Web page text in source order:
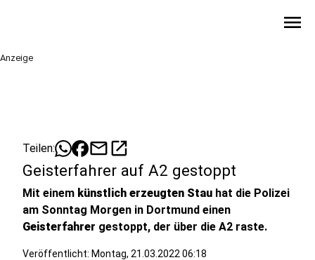
menu
Anzeige
Teilen: mailopen_in_new
Geisterfahrer auf A2 gestoppt
Mit einem künstlich erzeugten Stau hat die Polizei
am Sonntag Morgen in Dortmund einen
Geisterfahrer gestoppt, der über die A2 raste.
Veröffentlicht: Montag, 21.03.2022 06:18